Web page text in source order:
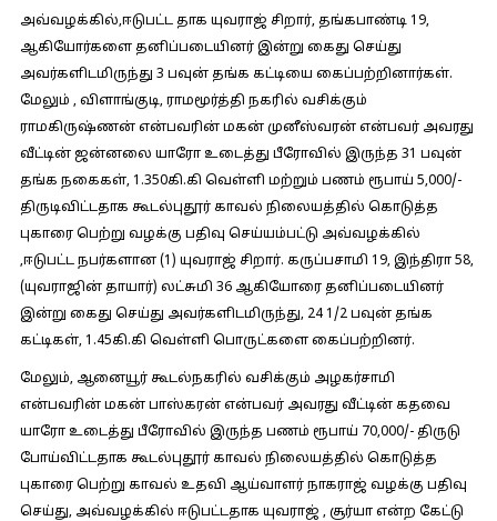
அவ்வழக்கில்,ஈடுபட்ட தாக யுவராஜ் சிறார், தங்கபாண்டி 19,
ஆகியோர்களை தனிப்படையினர் இன்று கைது செய்து
அவர்களிடமிருந்து 3 பவுன் தங்க கட்டியை கைப்பற்றினார்கள்.
மேலும் , விளாங்குடி, ராமமூர்த்தி நகரில் வசிக்கும்
ராமகிருஷ்ணன் என்பவரின் மகன் முனீஸ்வரன் என்பவர் அவரது
வீட்டின் ஜன்னலை யாரோ உடைத்து பீரோவில் இருந்த 31 பவுன்
தங்க நகைகள், 1.350கி.கி வெள்ளி மற்றும் பணம் ரூபாய் 5,000/-
திருடிவிட்டதாக கூடல்புதூர் காவல் நிலையத்தில் கொடுத்த
புகாரை பெற்று வழக்கு பதிவு செய்யம்பட்டு அவ்வழக்கில்
,ஈடுபட்ட நபர்களான (1) யுவராஜ் சிறார். கருப்பசாமி 19, இந்திரா 58,
(யுவராஜின் தாயார்) லட்சுமி 36 ஆகியோரை தனிப்படையினர்
இன்று கைது செய்து அவர்களிடமிருந்து, 24 1/2 பவுன் தங்க
கட்டிகள், 1.45கி.கி வெள்ளி பொருட்களை கைப்பற்றினர்.
மேலும், ஆனையூர் கூடல்நகரில் வசிக்கும் அழகர்சாமி
என்பவரின் மகன் பாஸ்கரன் என்பவர் அவரது வீட்டின் கதவை
யாரோ உடைத்து பீரோவில் இருந்த பணம் ரூபாய் 70,000/- திருடு
போய்விட்டதாக கூடல்புதூர் காவல் நிலையத்தில் கொடுத்த
புகாரை பெற்று காவல் உதவி ஆய்வாளர் நாகராஜ் வழக்கு பதிவு
செய்து, அவ்வழக்கில் ஈடுபட்டதாக யுவராஜ் , சூர்யா என்ற கேட்டு